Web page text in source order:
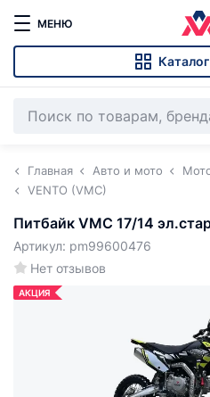
МЕНЮ
Главная Авто и мото
VENTO (VMC)
Питбайк VMC 17/14
Нет отзывов
Артикул: pm99600476
АКЦИЯ